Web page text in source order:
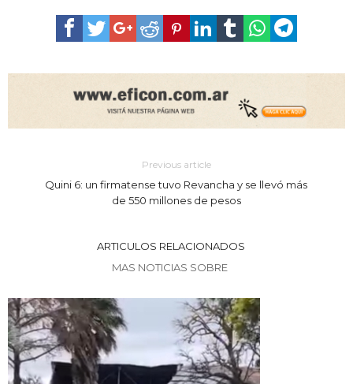
Previous article
Quini 6: un firmatense tuvo Revancha y se llevó más
de 550 millones de pesos
ARTICULOS RELACIONADOS
MAS NOTICIAS SOBRE